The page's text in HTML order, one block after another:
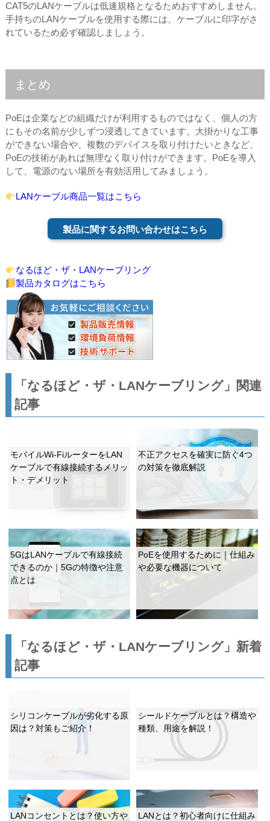
CAT5のLANケーブルは低速規格となるためおすすめしません。
手持ちのLANケーブルを使用する際には、ケーブルに印字がさ
れているため必ず確認しましょう。
まとめ
PoEは企業などの組織だけが利用するものではなく、個人の方
にもその名前が少しずつ浸透してきています。大掛かりな工事
ができない場合や、複数のデバイスを取り付けたいときなど、
PoEの技術があれば無理なく取り付けができます。PoEを導入
して、電源のない場所を有効活用してみましょう。
LANケーブル商品一覧はこちら
製品に関するお問い合わせはこちら
なるほど・ザ・LANケーブリング
製品カタログはこちら
「なるほど・ザ・LANケーブリング」関連
記事
モバイルWi-FiルーターをLAN
ケーブルで有線接続するメリッ
ト・デメリット
不正アクセスを確実に防ぐ4つ
の対策を徹底解説
5GはLANケーブルで有線接続
できるのか｜5Gの特徴や注意
点とは
PoEを使用するために｜仕組み
や必要な機器について
「なるほど・ザ・LANケーブリング」新着
記事
シリコンケーブルが劣化する原
因は？対策もご紹介！
シールドケーブルとは？構造や
種類、用途を解説！
LANコンセントとは？使い方や
LANとは？初心者向けに仕組み